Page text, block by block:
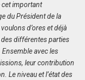
cet important
du Président de la
d’ores et déjà
différentes parties
avec les
leur contribution
Le niveau et l’état des